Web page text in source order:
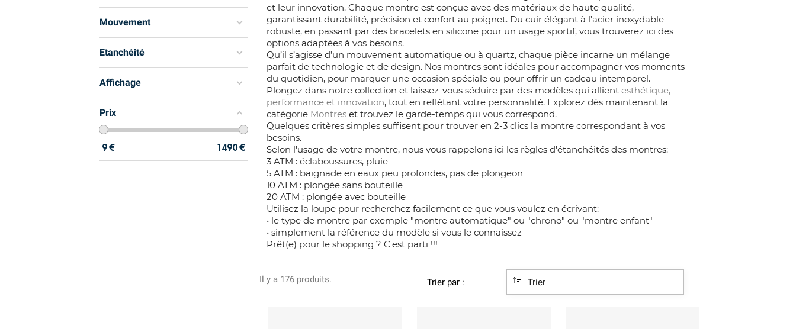
Mouvement
Etanchéité
Affichage
Prix
9€ 1490€
et leur innovation. Chaque montre est conçue avec des matériaux de haute qualité,
garantissant durabilité, précision et confort au poignet. Du cuir élégant à l’acier inoxydable
robuste, en passant par des bracelets en silicone pour un usage sportif, vous trouverez ici des
options adaptées à vos besoins.
Qu’il s’agisse d’un mouvement automatique ou à quartz, chaque pièce incarne un mélange
parfait de technologie et de design. Nos montres sont idéales pour accompagner vos moments
du quotidien, pour marquer une occasion spéciale ou pour offrir un cadeau intemporel.
Plongez dans notre collection et laissez-vous séduire par des modèles qui allient esthétique,
performance et innovation, tout en reflétant votre personnalité. Explorez dès maintenant la
catégorie Montres et trouvez le garde-temps qui vous correspond.
Quelques critères simples suffisent pour trouver en 2-3 clics la montre correspondant à vos
besoins.
Selon l'usage de votre montre, nous vous rappelons ici les règles d'étanchéités des montres:
3 ATM : éclaboussures, pluie
5 ATM : baignade en eaux peu profondes, pas de plongeon
10 ATM : plongée sans bouteille
20 ATM : plongée avec bouteille
Utilisez la loupe pour recherchez facilement ce que vous voulez en écrivant:
• le type de montre par exemple "montre automatique" ou "chrono" ou "montre enfant"
• simplement la référence du modèle si vous le connaissez
Prêt(e) pour le shopping ? C'est parti !!!
Il y a 176 produits. Trier par : Trier